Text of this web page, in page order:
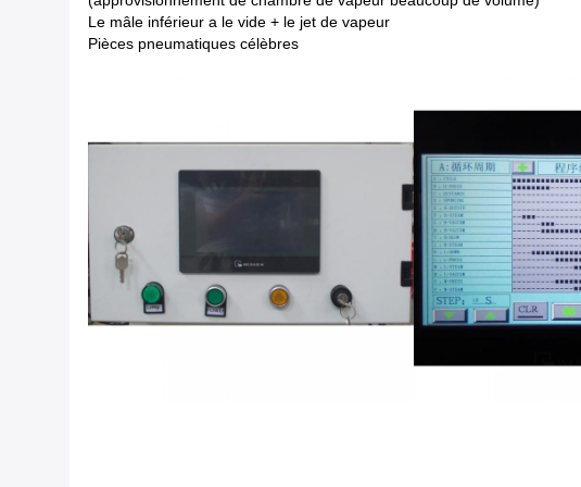
Le mâle inférieur a le vide + le jet de vapeur
Pièces pneumatiques célèbres